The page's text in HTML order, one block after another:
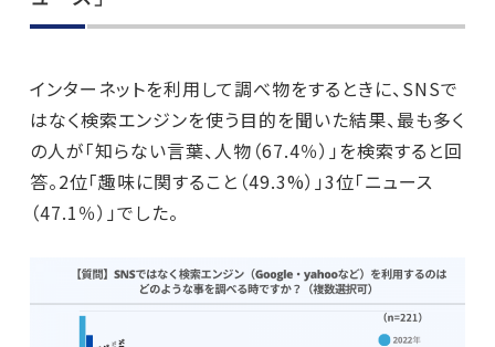
インターネットを利用して調べ物をするときに、SNSで
はなく検索エンジンを使う目的を聞いた結果、最も多く
の人が「知らない言葉、人物（67.4％）」を検索すると回
答。2位「趣味に関すること（49.3%）」3位「ニュース
（47.1％）」でした。